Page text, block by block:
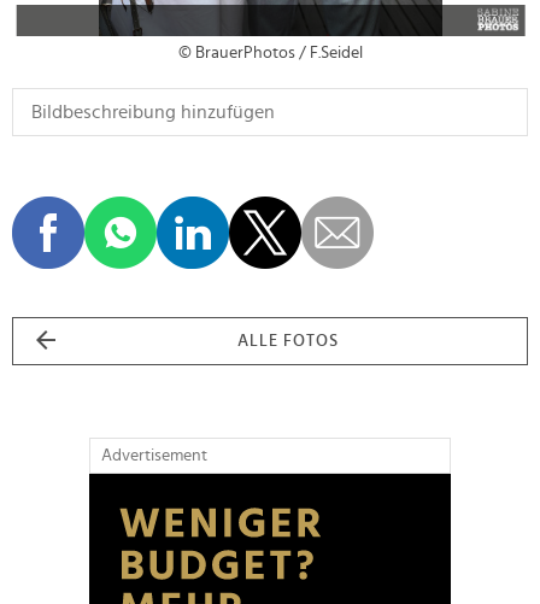
© BrauerPhotos / F.Seidel
ALLE FOTOS
Advertisement